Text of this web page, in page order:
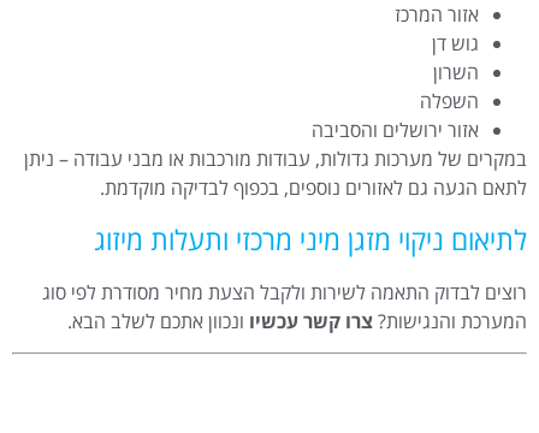
אזור המרכז
גוש דן
השרון
השפלה
אזור ירושלים והסביבה
במקרים של מערכות גדולות, עבודות מורכבות או מבני עבודה – ניתן
לתאם הגעה גם לאזורים נוספים, בכפוף לבדיקה מוקדמת.
לתיאום ניקוי מזגן מיני מרכזי ותעלות מיזוג
רוצים לבדוק התאמה לשירות ולקבל הצעת מחיר מסודרת לפי סוג
המערכת והנגישות?צרו קשר עכשיו ונכוון אתכם לשלב הבא.